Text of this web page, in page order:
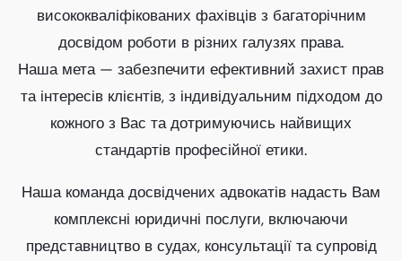
висококваліфікованих фахівців з багаторічним
досвідом роботи в різних галузях права.
Наша мета — забезпечити ефективний захист прав
та інтересів клієнтів, з індивідуальним підходом до
кожного з Вас та дотримуючись найвищих
стандартів професійної етики.
Наша команда досвідчених адвокатів надасть Вам
комплексні юридичні послуги, включаючи
представництво в судах, консультації та супровід